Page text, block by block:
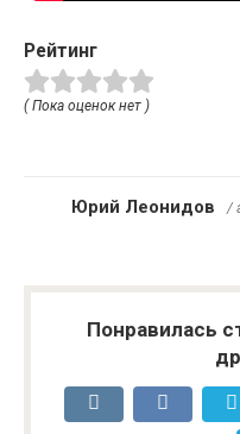
Рейтинг
( Пока оценок нет )
Юрий Леонидов /
Понравилась